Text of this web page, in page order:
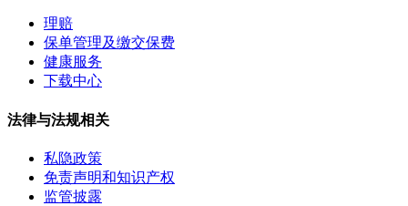
理赔
保单管理及缴交保费
健康服务
下载中心
法律与法规相关
私隐政策
免责声明和知识产权
监管披露